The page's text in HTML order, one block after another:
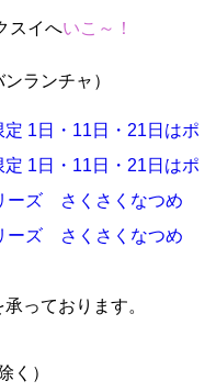
スイへいこ～！
ランチャ）
っております。
く）